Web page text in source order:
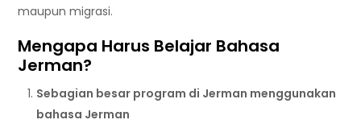
maupun migrasi.
Mengapa Harus Belajar Bahasa
Jerman?
Sebagian besar program di Jerman menggunakan
bahasa Jerman